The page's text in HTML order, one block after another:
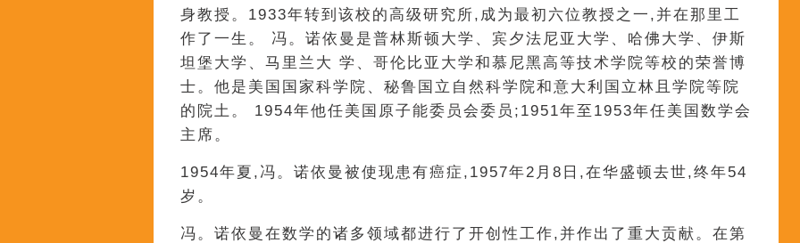
身教授。1933年转到该校的高级研究所,成为最初六位教授之一,并在那里工
作了一生。 冯。诺依曼是普林斯顿大学、宾夕法尼亚大学、哈佛大学、伊斯
坦堡大学、马里兰大 学、哥伦比亚大学和慕尼黑高等技术学院等校的荣誉博
士。他是美国国家科学院、秘鲁国立自然科学院和意大利国立林且学院等院
的院土。 1954年他任美国原子能委员会委员;1951年至1953年任美国数学会
主席。
1954年夏,冯。诺依曼被使现患有癌症,1957年2月8日,在华盛顿去世,终年54
岁。
冯。诺依曼在数学的诸多领域都进行了开创性工作,并作出了重大贡献。在第